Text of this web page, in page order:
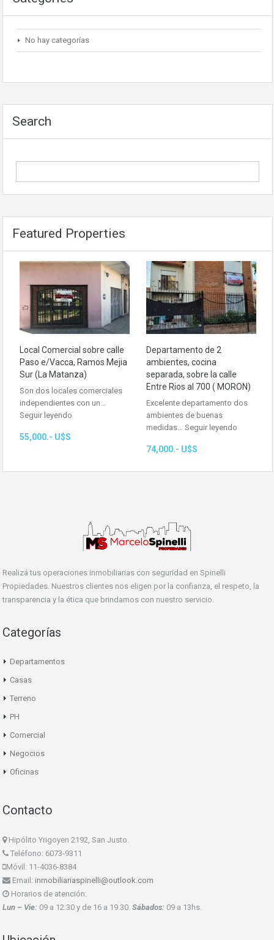
No hay categorías
Search
Featured Properties
Local Comercial sobre calle
Paso e/Vacca, Ramos Mejia
Sur (La Matanza)
Son dos locales comerciales
independientes con un…
Seguir leyendo
55,000.- U$S
Departamento de 2
ambientes, cocina
separada, sobre la calle
Entre Rios al 700 ( MORON)
Excelente departamento dos
ambientes de buenas
medidas… Seguir leyendo
74,000.- U$S
Realizá tus operaciones inmobiliarias con seguridad en Spinelli
Propiedades. Nuestros clientes nos eligen por la confianza, el respeto, la
transparencia y la ética que brindamos con nuestro servicio.
Categorías
Departamentos
Casas
Terreno
PH
Comercial
Negocios
Oficinas
Contacto
Hipólito Yrigoyen 2192, San Justo.
Teléfono: 6073-9311
Móvil: 11-4036-8384
Email: inmobiliariaspinelli@outlook.com
Horarios de atención:
Lun – Vie: 09 a 12:30 y de 16 a 19.30. Sábados: 09 a 13hs.